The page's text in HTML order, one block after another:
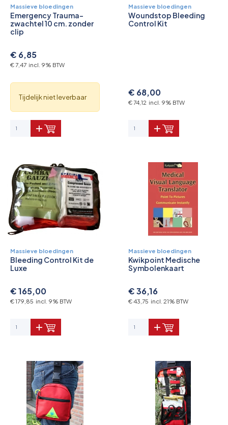
Massieve bloedingen
Emergency Trauma-
zwachtel 10 cm. zonder
clip
€ 6,85
€ 7,47 incl. 9% BTW
Tijdelijk niet leverbaar
Massieve bloedingen
Woundstop Bleeding
Control Kit
€ 68,00
€ 74,12 incl. 9% BTW
Massieve bloedingen
Bleeding Control Kit de
Luxe
€ 165,00
€ 179,85 incl. 9% BTW
Massieve bloedingen
Kwikpoint Medische
Symbolenkaart
€ 36,16
€ 43,75 incl. 21% BTW